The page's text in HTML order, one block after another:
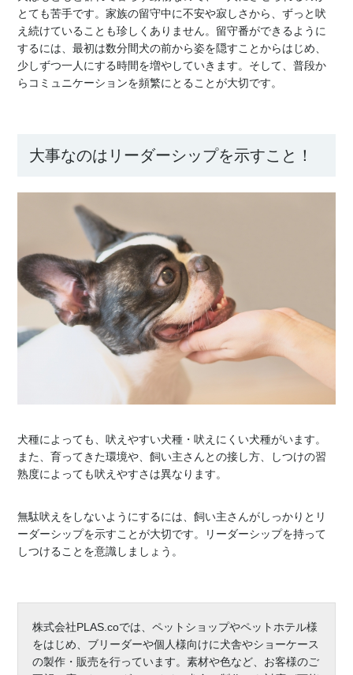
とても苦手です。家族の留守中に不安や寂しさから、ずっと吠
え続けていることも珍しくありません。留守番ができるように
するには、最初は数分間犬の前から姿を隠すことからはじめ、
少しずつ一人にする時間を増やしていきます。そして、普段か
らコミュニケーションを頻繁にとることが大切です。
大事なのはリーダーシップを示すこと！
犬種によっても、吠えやすい犬種・吠えにくい犬種がいます。
また、育ってきた環境や、飼い主さんとの接し方、しつけの習
熟度によっても吠えやすさは異なります。
無駄吠えをしないようにするには、飼い主さんがしっかりとリ
ーダーシップを示すことが大切です。リーダーシップを持って
しつけることを意識しましょう。
株式会社PLAS.coでは、ペットショップやペットホテル様
をはじめ、ブリーダーや個人様向けに犬舎やショーケース
の製作・販売を行っています。素材や色など、お客様のご